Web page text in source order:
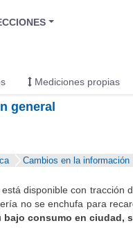
Mediciones propias
general
Cambios en la información
disponible con tracción
no se enchufa para
bajo consumo en ciudad,